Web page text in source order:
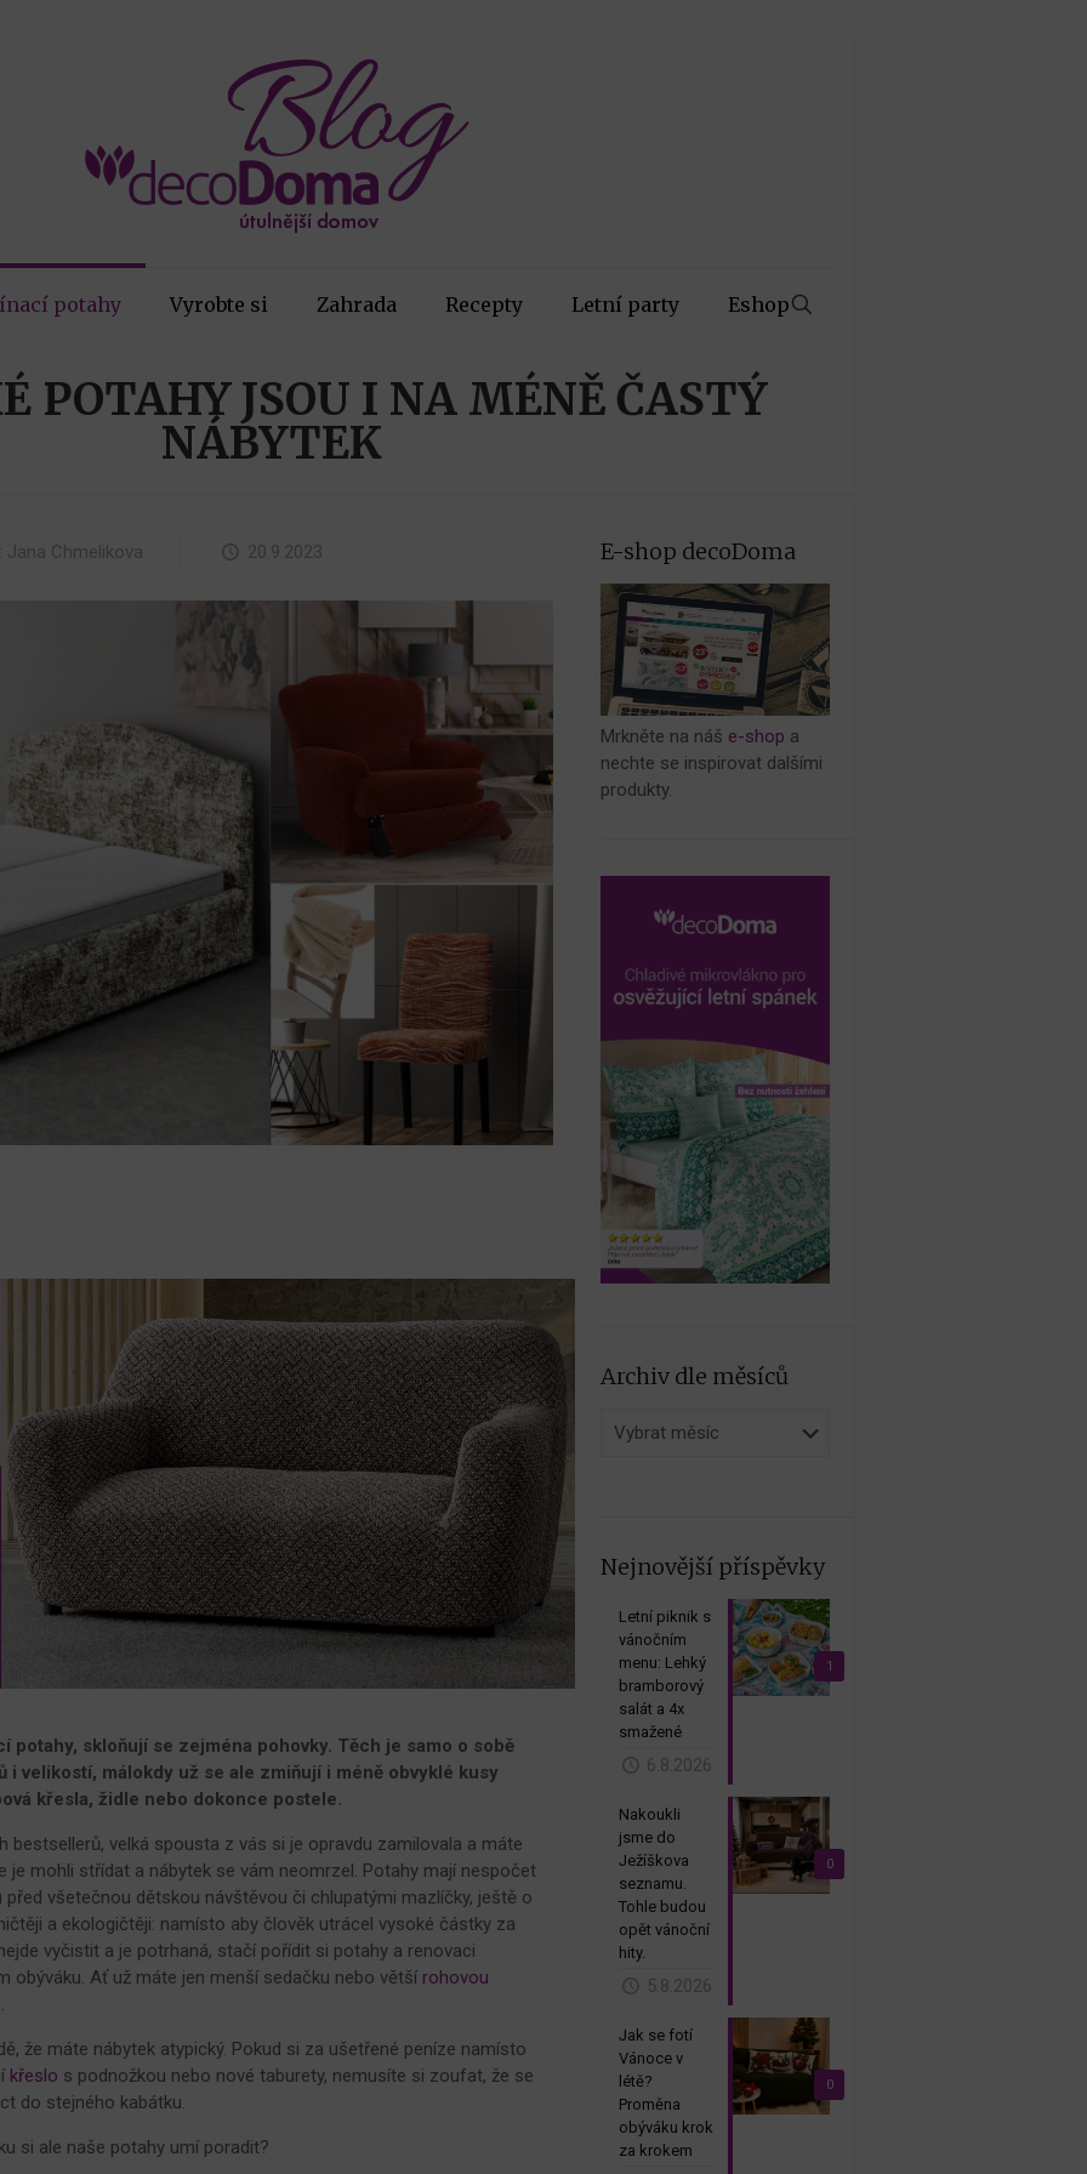
potahy Vyrobte si Zahrada Recepty Letní party Eshop
POTAHY JSOU I NA MÉNĚ ČASTÝ
NÁBYTEK
Jana Chmelikova 20.9.2023
potahy, skloňují se zejména pohovky. Těch je samo o sobě
i velikostí, málokdy už se ale zmiňují i méně obvyklé kusy
křesla, židle nebo dokonce postele.
bestsellerů, velká spousta z vás si je opravdu zamilovala a máte
je mohli střídat a nábytek se vám neomrzel. Potahy mají nespočet
všetečnou dětskou návštěvou či chlupatými mazlíčky, ještě o
a ekologičtěji: namísto aby člověk utrácel vysoké částky za
vyčistit a je potrhaná, stačí pořídit si potahy a renovaci
obýváku. Ať už máte jen menší sedačku nebo větší rohovou
že máte nábytek atypický. Pokud si za ušetřené peníze namísto
křeslo s podnožkou nebo nové taburety, nemusíte si zoufat, že se
do stejného kabátku.
si ale naše potahy umí poradit?
E-shop decoDoma
Mrkněte na náš e-shop a
nechte se inspirovat dalšími
produkty.
Archiv dle měsíců
Archiv
Nejnovější příspěvky
1
Letní piknik s
vánočním
menu: Lehký
bramborový
salát a 4x
smažené
6.8.2026
0
Nakoukli
jsme do
Ježíškova
seznamu.
Tohle budou
opět vánoční
hity.
5.8.2026
0
Jak se fotí
Vánoce v
létě?
Proměna
obýváku krok
za krokem